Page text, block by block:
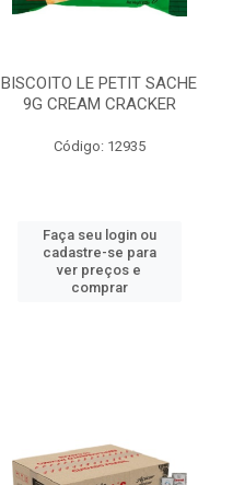
BISCOITO LE PETIT SACHE
9G CREAM CRACKER
Código: 12935
Faça seu login ou
cadastre-se para
ver preços e
comprar